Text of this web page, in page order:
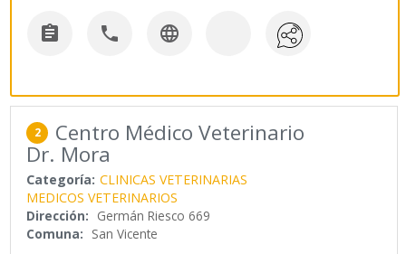
  
2 Centro Médico Veterinario
Dr. Mora
Categoría: CLINICAS VETERINARIAS
MEDICOS VETERINARIOS
Dirección: Germán Riesco 669
Comuna: San Vicente